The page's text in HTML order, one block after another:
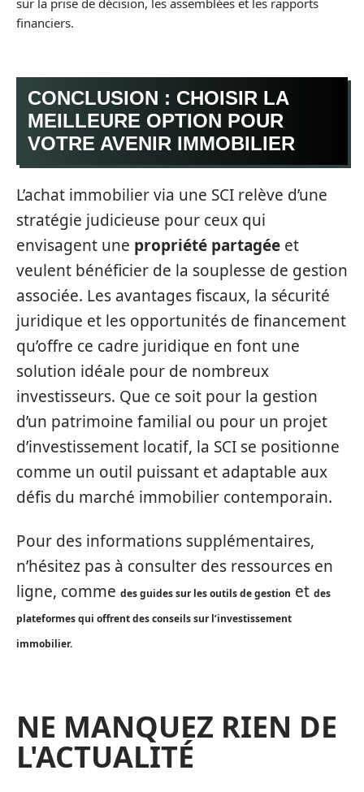
sur la prise de décision, les assemblées et les rapports
financiers.
CONCLUSION : CHOISIR LA
MEILLEURE OPTION POUR
VOTRE AVENIR IMMOBILIER
L’achat immobilier via une SCI relève d’une
stratégie judicieuse pour ceux qui
envisagent une propriété partagée et
veulent bénéficier de la souplesse de gestion
associée. Les avantages fiscaux, la sécurité
juridique et les opportunités de financement
qu’offre ce cadre juridique en font une
solution idéale pour de nombreux
investisseurs. Que ce soit pour la gestion
d’un patrimoine familial ou pour un projet
d’investissement locatif, la SCI se positionne
comme un outil puissant et adaptable aux
défis du marché immobilier contemporain.
Pour des informations supplémentaires,
n’hésitez pas à consulter des ressources en
ligne, comme des guides sur les outils de gestion et des
plateformes qui offrent des conseils sur l’investissement
immobilier.
NE MANQUEZ RIEN DE
L'ACTUALITÉ